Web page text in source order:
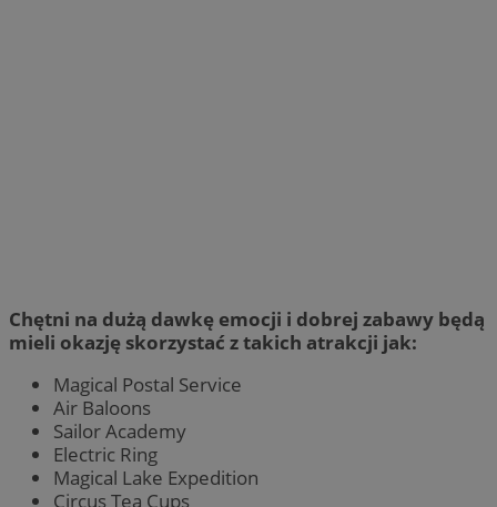
Chętni na dużą dawkę emocji i dobrej zabawy będą
mieli okazję skorzystać z takich atrakcji jak:
Magical Postal Service
Air Baloons
Sailor Academy
Electric Ring
Magical Lake Expedition
Circus Tea Cups